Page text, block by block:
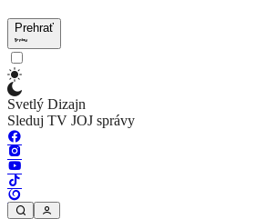
Prehrať
Svetlý Dizajn
Sleduj TV JOJ správy